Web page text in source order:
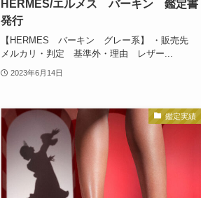
HERMES/エルメス バーキン 鑑定書
発行
【HERMES バーキン グレー系】 ・販売先
メルカリ・判定 基準外・理由 レザー...
2023年6月14日
鑑定実績